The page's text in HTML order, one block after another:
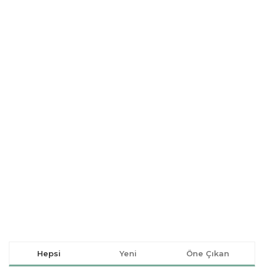
Hepsi Yeni Öne Çıkan